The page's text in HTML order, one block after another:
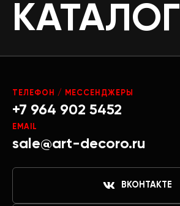
КАТАЛОГ
ТЕЛЕФОН / МЕССЕНДЖЕРЫ
+7 964 902 5452
EMAIL
sale@art-decoro.ru
ВКОНТАКТЕ